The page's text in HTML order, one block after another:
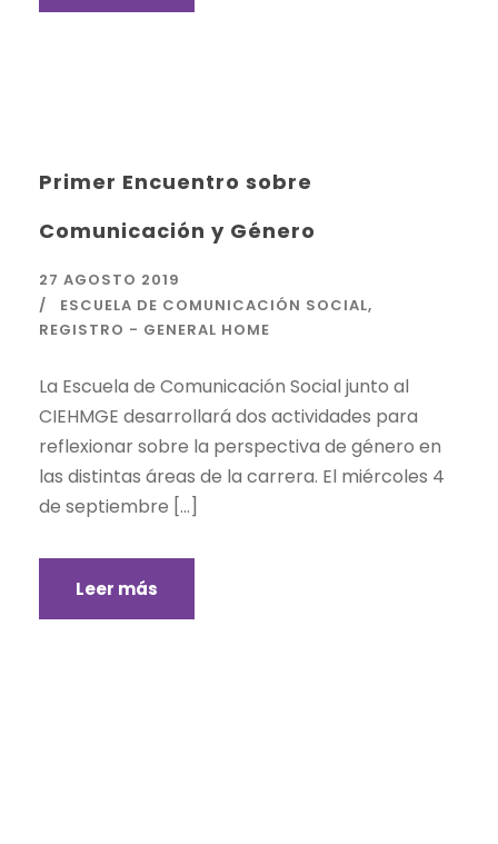
Primer Encuentro sobre
Comunicación y Género
27 AGOSTO 2019
ESCUELA DE COMUNICACIÓN SOCIAL,
REGISTRO - GENERAL HOME
La Escuela de Comunicación Social junto al
CIEHMGE desarrollará dos actividades para
reflexionar sobre la perspectiva de género en
las distintas áreas de la carrera. El miércoles 4
de septiembre […]
Leer más